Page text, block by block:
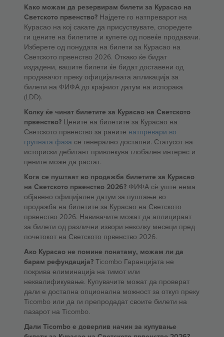
Како можам да резервирам билети за Курасао на
Светското првенство? Најдете го натпреварот на
Курасао на кој сакате да присуствувате, споредете
ги цените на билетите и купете од повеќе продавачи.
Изберете од понудата на билети за Курасао на
Светското првенство 2026. Откако ќе бидат
издадени, вашите билети ќе бидат доставени од
продавачот преку официјалната апликација за
билети на ФИФА до крајниот датум на испорака
(LDD).
Колку ќе чинат билетите за Курасао на Светското
првенство? Цените на билетите за Курасао на
Светското првенство за раните натпревари во
групната фаза се генерално достапни. Статусот на
историски дебитант привлекува глобален интерес и
цените може да растат.
Кога се пуштаат во продажба билетите за Курасао
на Светското првенство 2026? ФИФА сè уште нема
објавено официјален датум за пуштање во
продажба на билетите за Курасао на Светското
првенство 2026. Навивачите можат да аплицираат
за билети од различни извори неколку месеци пред
почетокот на Светското првенство 2026.
Ако Курасао не помине понатаму, можам ли да
барам рефундација? Ticombo Гаранцијата не
покрива елиминација на тимот или
неквалификување. Купувачите можат да проверат
дали е достапна опционална можност за откуп преку
Ticombo или да ги препродадат своите билети на
пазарот на Ticombo.
Дали Ticombo е доверлив начин за купување